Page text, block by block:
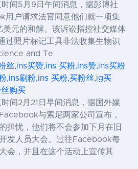
间5月9日午间消息，据彭博社
用户请求法官同意他们就一项集
元的和解。该诉讼指控社交媒体
过照片标记工具非法收集生物识
and Te
丝,ins买赞,ins 买粉,ins赞,ins买粉
,ins刷粉,ins 买粉,买粉丝,ig买
购买
间2月21日早间消息，据国外媒
与索尼两家公司宣布，
担忧，他们将不会参加下月在旧
发人员大会。过往Facebook每
会，并且在这个活动上宣传其